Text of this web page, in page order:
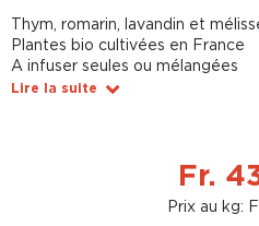
Thym, romarin, lavandin et
Plantes bio cultivées en France
A infuser seules ou mélangées
Lire la suite
Fr.
Prix au kg: